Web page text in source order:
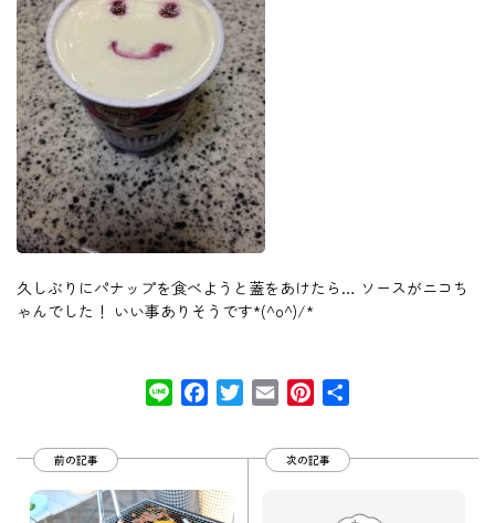
久しぶりにパナップを食べようと蓋をあけたら… ソースがニコち
ゃんでした！ いい事ありそうです*(^o^)/*
Line FacebookTwitter
Email Pinterest
前の記事 次の記事